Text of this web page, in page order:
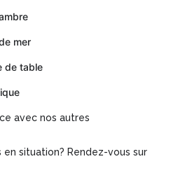
mer
de table
avec nos autres
situation? Rendez-vous sur